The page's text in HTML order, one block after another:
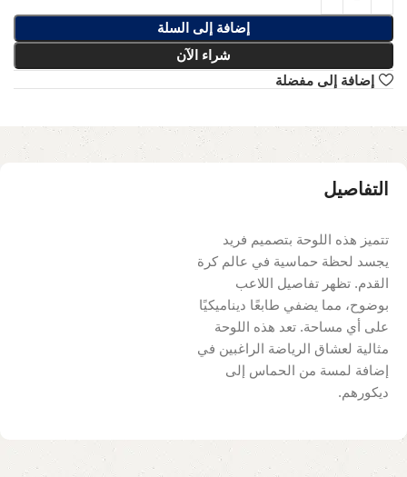
إضافة إلى السلة
شراء الآن
إضافة إلى مفضلة
التفاصيل
تتميز هذه اللوحة بتصميم فريد
يجسد لحظة حماسية في عالم كرة
القدم. تظهر تفاصيل اللاعب
بوضوح، مما يضفي طابعًا ديناميكيًا
على أي مساحة. تعد هذه اللوحة
مثالية لعشاق الرياضة الراغبين في
إضافة لمسة من الحماس إلى
ديكورهم.